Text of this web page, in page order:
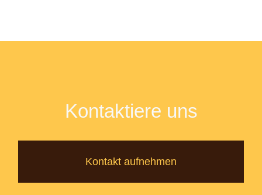
Kontaktiere uns
Kontakt aufnehmen